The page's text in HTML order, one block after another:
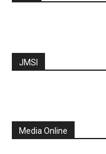
JMSI
Media Online